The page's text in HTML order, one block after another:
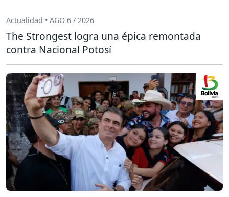
Actualidad • AGO 6 / 2026
The Strongest logra una épica remontada
contra Nacional Potosí